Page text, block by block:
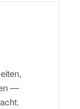
—